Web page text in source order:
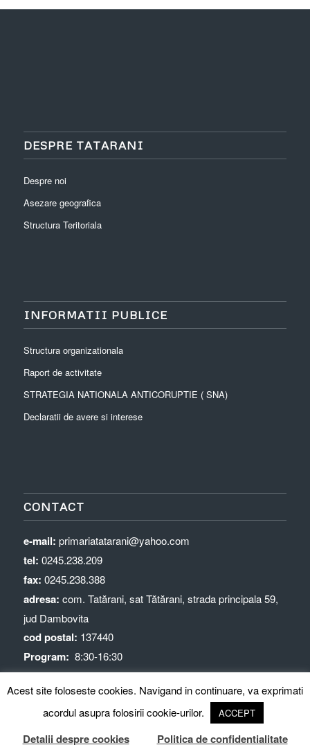
DESPRE TATARANI
Despre noi
Asezare geografica
Structura Teritoriala
INFORMATII PUBLICE
Structura organizationala
Raport de activitate
STRATEGIA NATIONALA ANTICORUPTIE ( SNA)
Declaratii de avere si interese
CONTACT
e-mail: primariatatarani@yahoo.com
tel: 0245.238.209
fax: 0245.238.388
adresa: com. Tatărani, sat Tătărani, strada principala 59,
jud Dambovita
cod postal: 137440
Program: 8:30-16:30
© Copyright - Primaria Tătărani precizari GDPR
Acest site foloseste cookies. Navigand in continuare, va exprimati
acordul asupra folosirii cookie-urilor.
ACCEPT
Detalii despre cookies Politica de confidentialitate